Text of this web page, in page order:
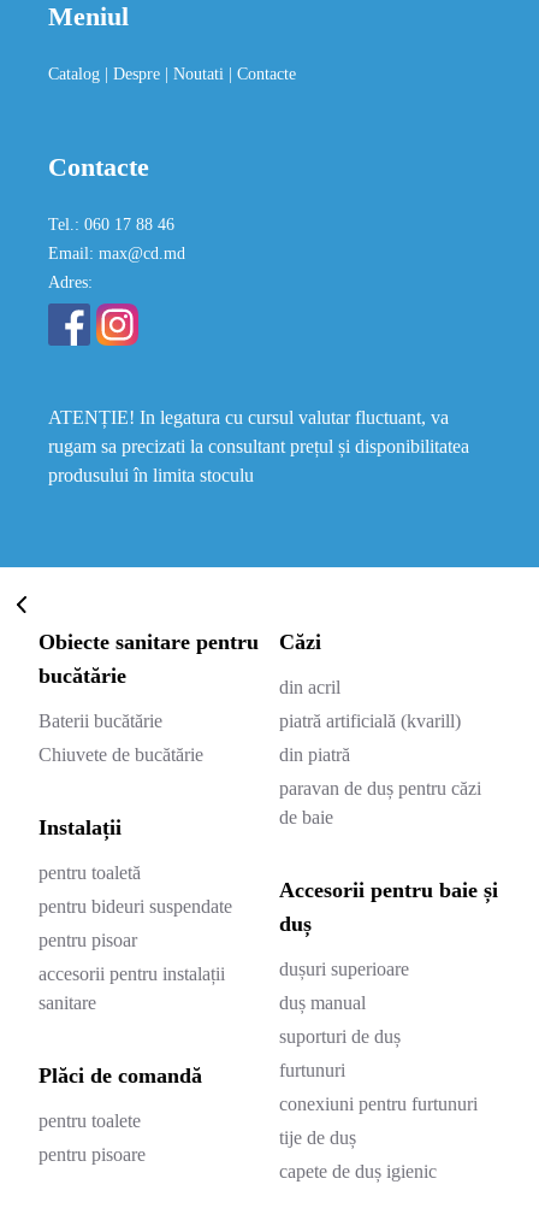
Meniul
Catalog | Despre | Noutati | Contacte
Contacte
Tel.: 060 17 88 46
Email: max@cd.md
Adres:
ATENȚIE! In legatura cu cursul valutar fluctuant, va
rugam sa precizati la consultant prețul și disponibilitatea
produsului în limita stoculu
Obiecte sanitare pentru
bucătărie
Baterii bucătărie
Chiuvete de bucătărie
Instalații
pentru toaletă
pentru bideuri suspendate
pentru pisoar
accesorii pentru instalații
sanitare
Plăci de comandă
pentru toalete
pentru pisoare
Căzi
din acril
piatră artificială (kvarill)
din piatră
paravan de duș pentru căzi
de baie
Accesorii pentru baie și
duș
dușuri superioare
duș manual
suporturi de duș
furtunuri
conexiuni pentru furtunuri
tije de duș
capete de duș igienic